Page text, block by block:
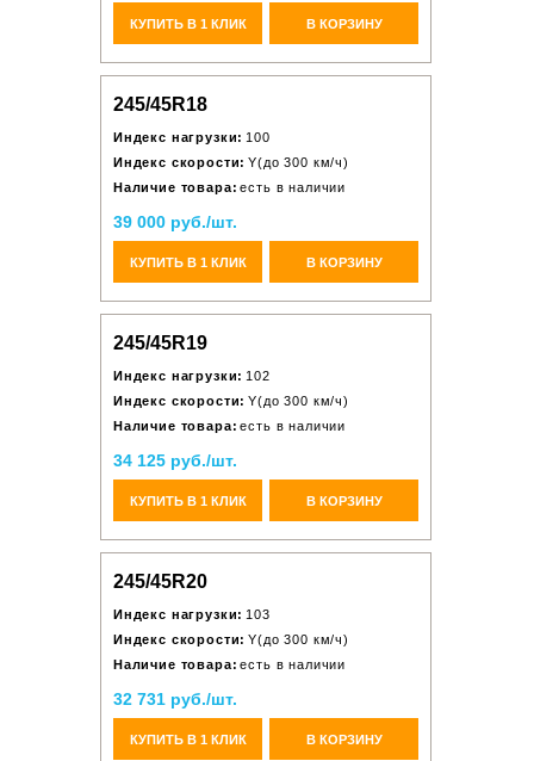
КУПИТЬ В 1 КЛИК В КОРЗИНУ
245/45R18
Индекс нагрузки: 100
Индекс скорости: Y(до 300 км/ч)
Наличие товара: есть в наличии
39 000 руб./шт.
КУПИТЬ В 1 КЛИК В КОРЗИНУ
245/45R19
Индекс нагрузки: 102
Индекс скорости: Y(до 300 км/ч)
Наличие товара: есть в наличии
34 125 руб./шт.
КУПИТЬ В 1 КЛИК В КОРЗИНУ
245/45R20
Индекс нагрузки: 103
Индекс скорости: Y(до 300 км/ч)
Наличие товара: есть в наличии
32 731 руб./шт.
КУПИТЬ В 1 КЛИК В КОРЗИНУ